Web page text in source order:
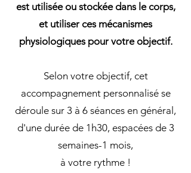
est utilisée ou stockée dans le corps,
et utiliser ces mécanismes
physiologiques pour votre objectif.
Selon votre objectif, cet
accompagnement personnalisé se
déroule sur 3 à 6 séances en général,
d'une durée de 1h30, espacées de 3
semaines-1 mois,
à votre rythme !